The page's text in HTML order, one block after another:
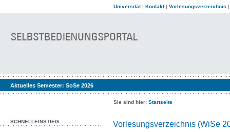
Universität| Kontakt| Vorlesungsverzeichnis
Aktuelles Semester: SoSe 2026
Sie sind hier: Startseite
SCHNELLEINSTIEG Vorlesungsverzeichnis (WiSe